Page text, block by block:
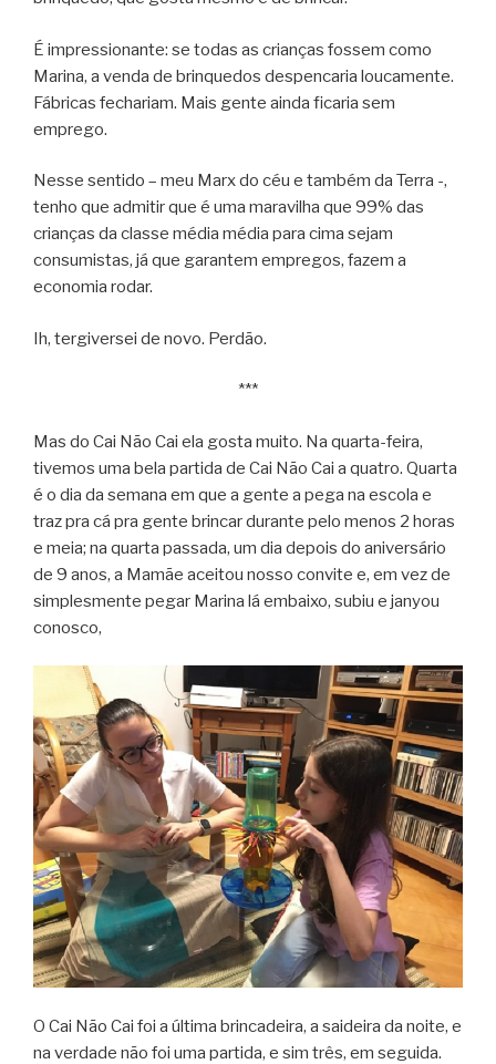
É impressionante: se todas as crianças fossem como
Marina, a venda de brinquedos despencaria loucamente.
Fábricas fechariam. Mais gente ainda ficaria sem
emprego.
Nesse sentido – meu Marx do céu e também da Terra -,
tenho que admitir que é uma maravilha que 99% das
crianças da classe média média para cima sejam
consumistas, já que garantem empregos, fazem a
economia rodar.
Ih, tergiversei de novo. Perdão.
***
Mas do Cai Não Cai ela gosta muito. Na quarta-feira,
tivemos uma bela partida de Cai Não Cai a quatro. Quarta
é o dia da semana em que a gente a pega na escola e
traz pra cá pra gente brincar durante pelo menos 2 horas
e meia; na quarta passada, um dia depois do aniversário
de 9 anos, a Mamãe aceitou nosso convite e, em vez de
simplesmente pegar Marina lá embaixo, subiu e janyou
conosco,
O Cai Não Cai foi a última brincadeira, a saideira da noite, e
na verdade não foi uma partida, e sim três, em seguida.